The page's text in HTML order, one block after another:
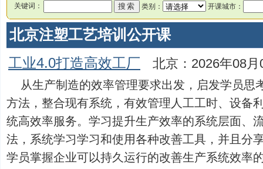
关键词： 类别： 开课城市：
北京注塑工艺培训公开课
工业4.0打造高效工厂 北京：2026年08月
从生产制造的效率管理要求出发，启发学员思
方法，整合现有系统，有效管理人工工时、设备
统高效率服务。学习提升生产效率的系统层面、
法，系统学习学习和使用各种改善工具，并且分
学员掌握企业可以持久运行的改善生产系统效率